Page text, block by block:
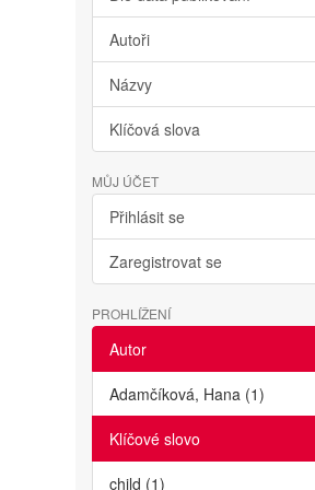
Autoři
Názvy
Klíčová slova
MŮJ ÚČET
Přihlásit se
Zaregistrovat se
PROHLÍŽENÍ
Autor
Adamčíková, Hana (1)
Klíčové slovo
child (1)